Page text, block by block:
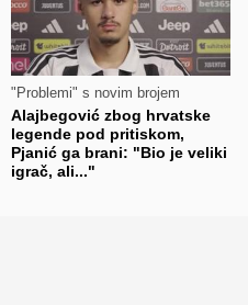
"Problemi" s novim brojem
Alajbegović zbog hrvatske
legende pod pritiskom,
Pjanić ga brani: "Bio je veliki
igrač, ali..."